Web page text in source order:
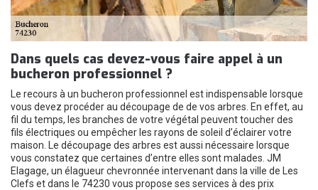
Dans quels cas devez-vous faire appel à un
bucheron professionnel ?
Le recours à un bucheron professionnel est indispensable lorsque
vous devez procéder au découpage de de vos arbres. En effet, au
fil du temps, les branches de votre végétal peuvent toucher des
fils électriques ou empêcher les rayons de soleil d’éclairer votre
maison. Le découpage des arbres est aussi nécessaire lorsque
vous constatez que certaines d’entre elles sont malades. JM
Elagage, un élagueur chevronnée intervenant dans la ville de Les
Clefs et dans le 74230 vous propose ses services à des prix